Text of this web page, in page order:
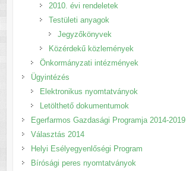
2010. évi rendeletek
Testületi anyagok
Jegyzőkönyvek
Közérdekű közlemények
Önkormányzati intézmények
Ügyintézés
Elektronikus nyomtatványok
Letölthető dokumentumok
Egerfarmos Gazdasági Programja 2014-2019
Választás 2014
Helyi Esélyegyenlőségi Program
Bírósági peres nyomtatványok